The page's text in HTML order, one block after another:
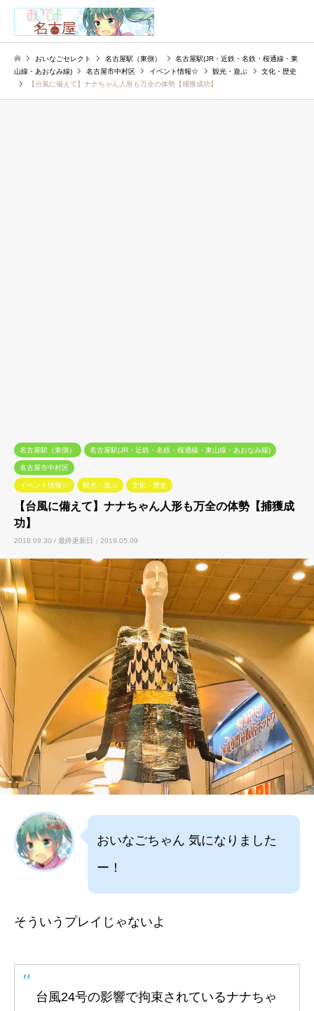
おいなごセレクト 名古屋駅（東側）
名古屋駅(JR・近鉄・名鉄・桜通線・東
山線・あおなみ線)
名古屋市中村区 イベント情報☆ 観光・遊ぶ
文化・歴史
【台風に備えて】ナナちゃん人形も万全の体勢【捕獲成功】
名古屋駅（東側） 名古屋駅(JR・近鉄・名鉄・桜通線・東山線・あおなみ線)
名古屋市中村区
イベント情報☆ 観光・遊ぶ 文化・歴史
【台風に備えて】ナナちゃん人形も万全の体勢【捕獲成
功】
2018.09.30 / 最終更新日：2019.05.09
おいなごちゃん 気になりました
ー！
そういうプレイじゃないよ
台風24号の影響で拘束されているナナちゃ